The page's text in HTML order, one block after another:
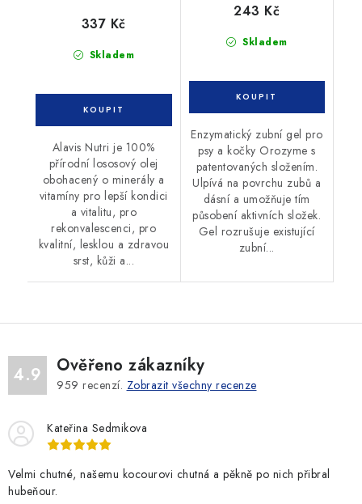
Skladem
337 Kč
Alavis Nutri je 100%
přírodní lososový olej
obohacený o minerály a
vitamíny pro lepší kondici
a vitalitu, pro
rekonvalescenci, pro
kvalitní, lesklou a zdravou
srst, kůži a...
Skladem
243 Kč
Enzymatický zubní gel pro
psy a kočky Orozyme s
patentovaných složením.
Ulpívá na povrchu zubů a
dásní a umožňuje tím
působení aktivních složek.
Gel rozrušuje existující
zubní...
4.9 Ověřeno zákazníky
959 recenzí. Zobrazit všechny recenze
Kateřina Sedmikova
Velmi chutné, našemu kocourovi chutná a pěkně po nich přibral
hubeňour.